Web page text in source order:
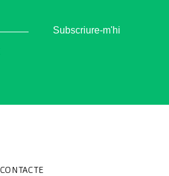
Subscriure-m'hi
CONTACTE